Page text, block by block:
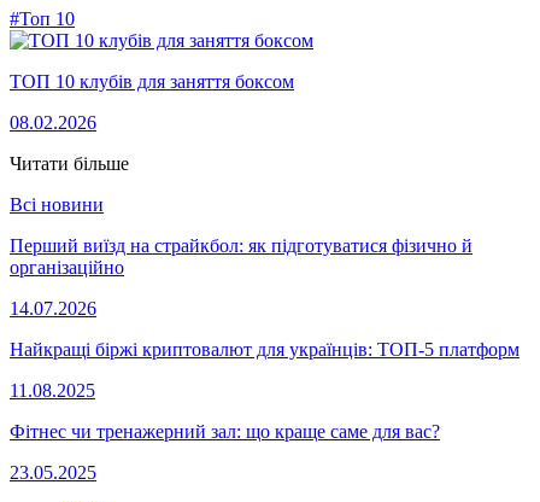
#Топ 10
ТОП 10 клубів для заняття боксом
08.02.2026
Читати більше
Всі новини
Перший виїзд на страйкбол: як підготуватися фізично й
організаційно
14.07.2026
Найкращі біржі криптовалют для українців: ТОП-5 платформ
11.08.2025
Фітнес чи тренажерний зал: що краще саме для вас?
23.05.2025